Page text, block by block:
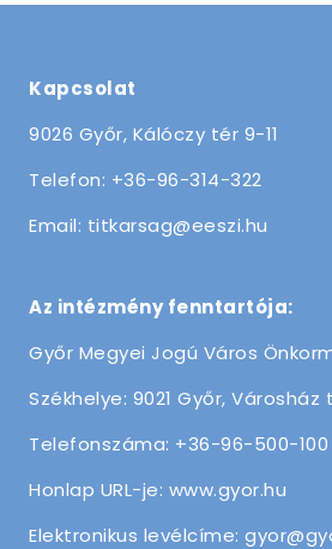
Kapcsolat
9026 Győr, Kálóczy tér 9-11
Telefon: +36-96-314-322
Email: titkarsag@eeszi.hu
Az intézmény fenntartója:
Győr Megyei Jogú Város
Székhelye: 9021 Győr, Városház
Telefonszáma: +36-96-500-100
Honlap URL-je: www.gyor.hu
Elektronikus levélcíme: